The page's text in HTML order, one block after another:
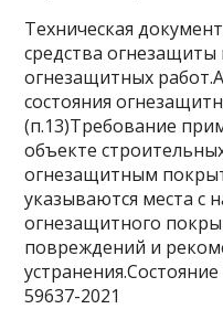
Техническая
средства
огнезащитных
состояния
(п.13)Требование
объекте
огнезащитным
указываются места с
огнезащитного
повреждений и
59637-2021